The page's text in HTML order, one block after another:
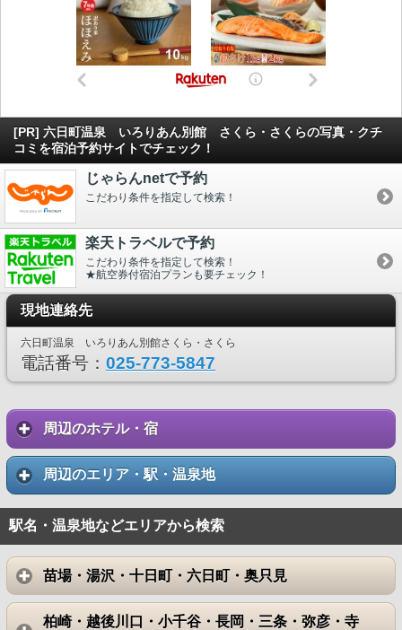
[PR] 六日町温泉 いろりあん別館 さくら・さくらの写真・クチ
コミを宿泊予約サイトでチェック！
じゃらんnetで予約
こだわり条件を指定して検索！
楽天トラベルで予約
こだわり条件を指定して検索！
★航空券付宿泊プランも要チェック！
現地連絡先
六日町温泉 いろりあん別館さくら・さくら
電話番号： 025-773-5847
周辺のホテル・宿
周辺のエリア・駅・温泉地
駅名・温泉地などエリアから検索
苗場・湯沢・十日町・六日町・奥只見
柏崎・越後川口・小千谷・長岡・三条・弥彦・寺